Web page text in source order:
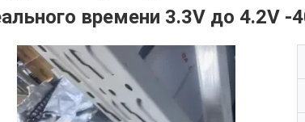
времени 3.3V до 4.2V -